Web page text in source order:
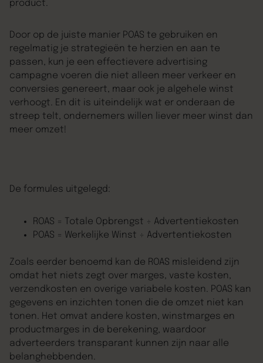
product.
Door op de juiste manier POAS te gebruiken en
regelmatig je strategieën te herzien en aan te
passen, kun je een effectievere advertising
campagne voeren die niet alleen meer verkeer en
conversies genereert, maar ook je algehele winst
verhoogt. En dit is uiteindelijk wat er onderaan de
streep telt, ondernemers willen liever meer winst dan
meer omzet!
De formules uitgelegd:
ROAS = Totale Opbrengst ÷ Advertentiekosten
POAS = Werkelijke Winst ÷ Advertentiekosten
Zoals eerder benoemd kan de ROAS misleidend zijn
omdat het niets zegt over marges, vaste kosten,
verzendkosten en overige variabele kosten. POAS kan
gegevens en inzichten tonen die de omzet niet kan
tonen. Het omvat andere kosten, winstmarges en
productmarges in de berekening, waardoor
adverteerders transparant kunnen zijn naar alle
belanghebbenden.